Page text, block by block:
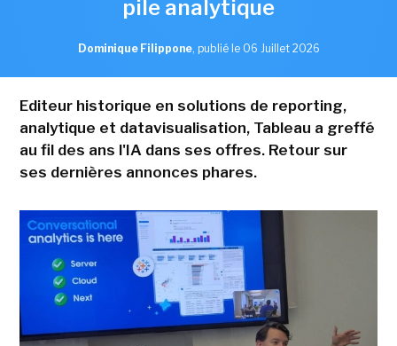
pile analytique
Dominique Filippone, publié le 06 Juillet 2026
Editeur historique en solutions de reporting,
analytique et datavisualisation, Tableau a greffé
au fil des ans l'IA dans ses offres. Retour sur
ses dernières annonces phares.